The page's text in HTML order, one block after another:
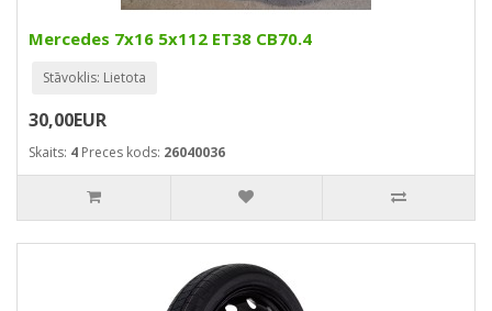
Mercedes 7x16 5x112 ET38 CB70.4
Stāvoklis: Lietota
30,00EUR
Skaits: 4 Preces kods: 26040036